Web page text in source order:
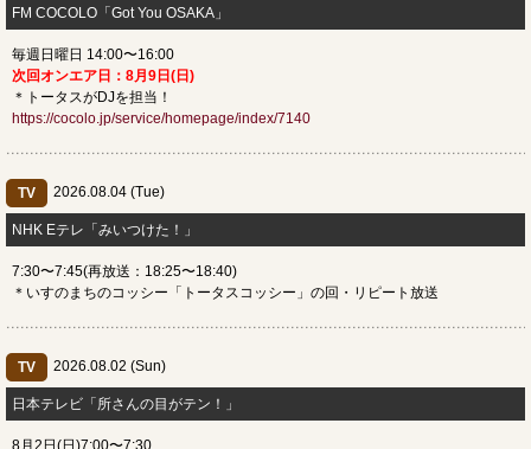
FM COCOLO「Got You OSAKA」
毎週日曜日 14:00〜16:00
次回オンエア日：8月9日(日)
＊トータスがDJを担当！
https://cocolo.jp/service/homepage/index/7140
TV 2026.08.04 (Tue)
​NHK Eテレ「みいつけた！」
7:30〜7:45(再放送：18:25〜18:40)
＊いすのまちのコッシー「トータスコッシー」の回・リピート放送
TV 2026.08.02 (Sun)
日本テレビ「所さんの目がテン！」
8月2日(日)7:00〜7:30